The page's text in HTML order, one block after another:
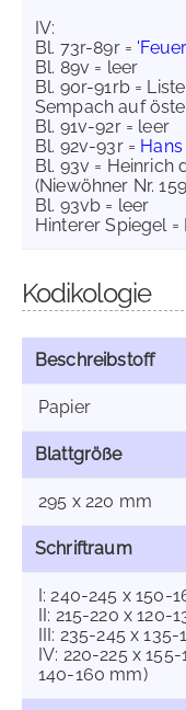
IV:
Bl. 73r-89r =
Bl. 89v = leer
Bl. 90r-91rb =
Sempach auf
Bl. 91v-92r = leer
Bl. 92v-93r =
Bl. 93v = Heinrich
(Niewöhner Nr.
Bl. 93vb = leer
Hinterer Spiegel
Kodikologie
Beschreibstoff
Papier
Blattgröße
295 x 220 mm
Schriftraum
I: 240-245 x 150-
II: 215-220 x 120-
III: 235-245 x
IV: 220-225 x
140-160 mm)